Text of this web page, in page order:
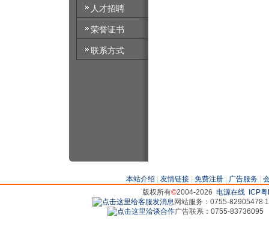
人才招聘
荣誉证书
联系方式
本站介绍 友情链接| 免费注册| 广告服务|
版权所有©2004-2026 电源在线
ICP
网站服务：0755-82905478
广告联系：0755-83736095